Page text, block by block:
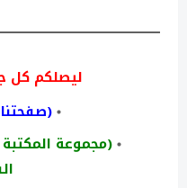
ليصلكم كل
(مجموعة